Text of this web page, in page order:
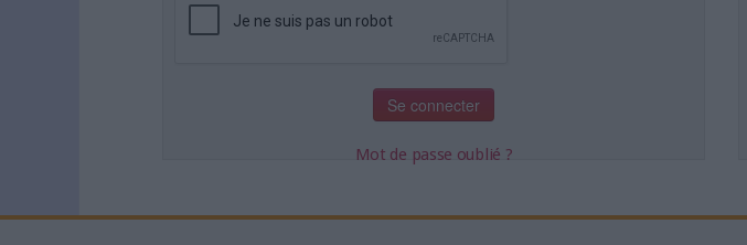
NOS OFFRES D'ABONNEMENTS
Mot de passe oublié ?